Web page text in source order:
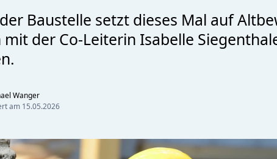
Baustelle setzt dieses Mal auf
mit der Co-Leiterin Isabelle
Wanger
am 15.05.2026